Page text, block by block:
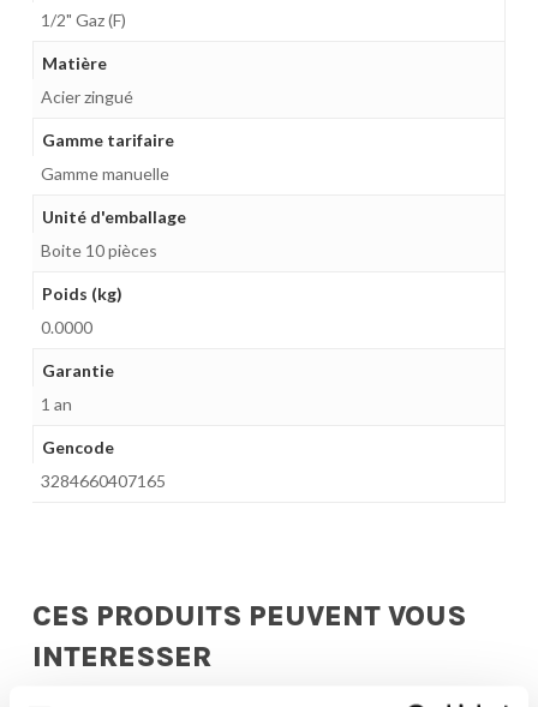
1/2" Gaz (F)
Matière
Acier zingué
Gamme tarifaire
Gamme manuelle
Unité d'emballage
Boite 10 pièces
Poids (kg)
0.0000
Garantie
1 an
Gencode
3284660407165
CES PRODUITS PEUVENT VOUS
INTERESSER